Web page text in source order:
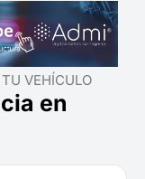
VEHÍCULO
en